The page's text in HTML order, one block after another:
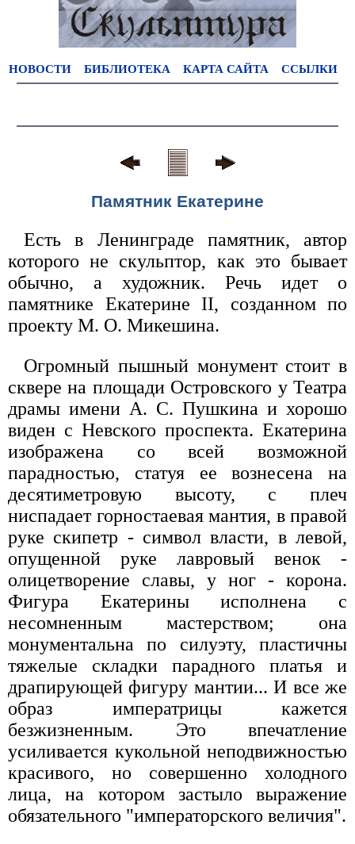
НОВОСТИ БИБЛИОТЕКА КАРТА САЙТА ССЫЛКИ
Памятник Екатерине
Есть в Ленинграде памятник, автор
которого не скульптор, как это бывает
обычно, а художник. Речь идет о
памятнике Екатерине II, созданном по
проекту М. О. Микешина.
Огромный пышный монумент стоит в
сквере на площади Островского у Театра
драмы имени А. С. Пушкина и хорошо
виден с Невского проспекта. Екатерина
изображена со всей возможной
парадностью, статуя ее вознесена на
десятиметровую высоту, с плеч
ниспадает горностаевая мантия, в правой
руке скипетр - символ власти, в левой,
опущенной руке лавровый венок -
олицетворение славы, у ног - корона.
Фигура Екатерины исполнена с
несомненным мастерством; она
монументальна по силуэту, пластичны
тяжелые складки парадного платья и
драпирующей фигуру мантии... И все же
образ императрицы кажется
безжизненным. Это впечатление
усиливается кукольной неподвижностью
красивого, но совершенно холодного
лица, на котором застыло выражение
обязательного "императорского величия".